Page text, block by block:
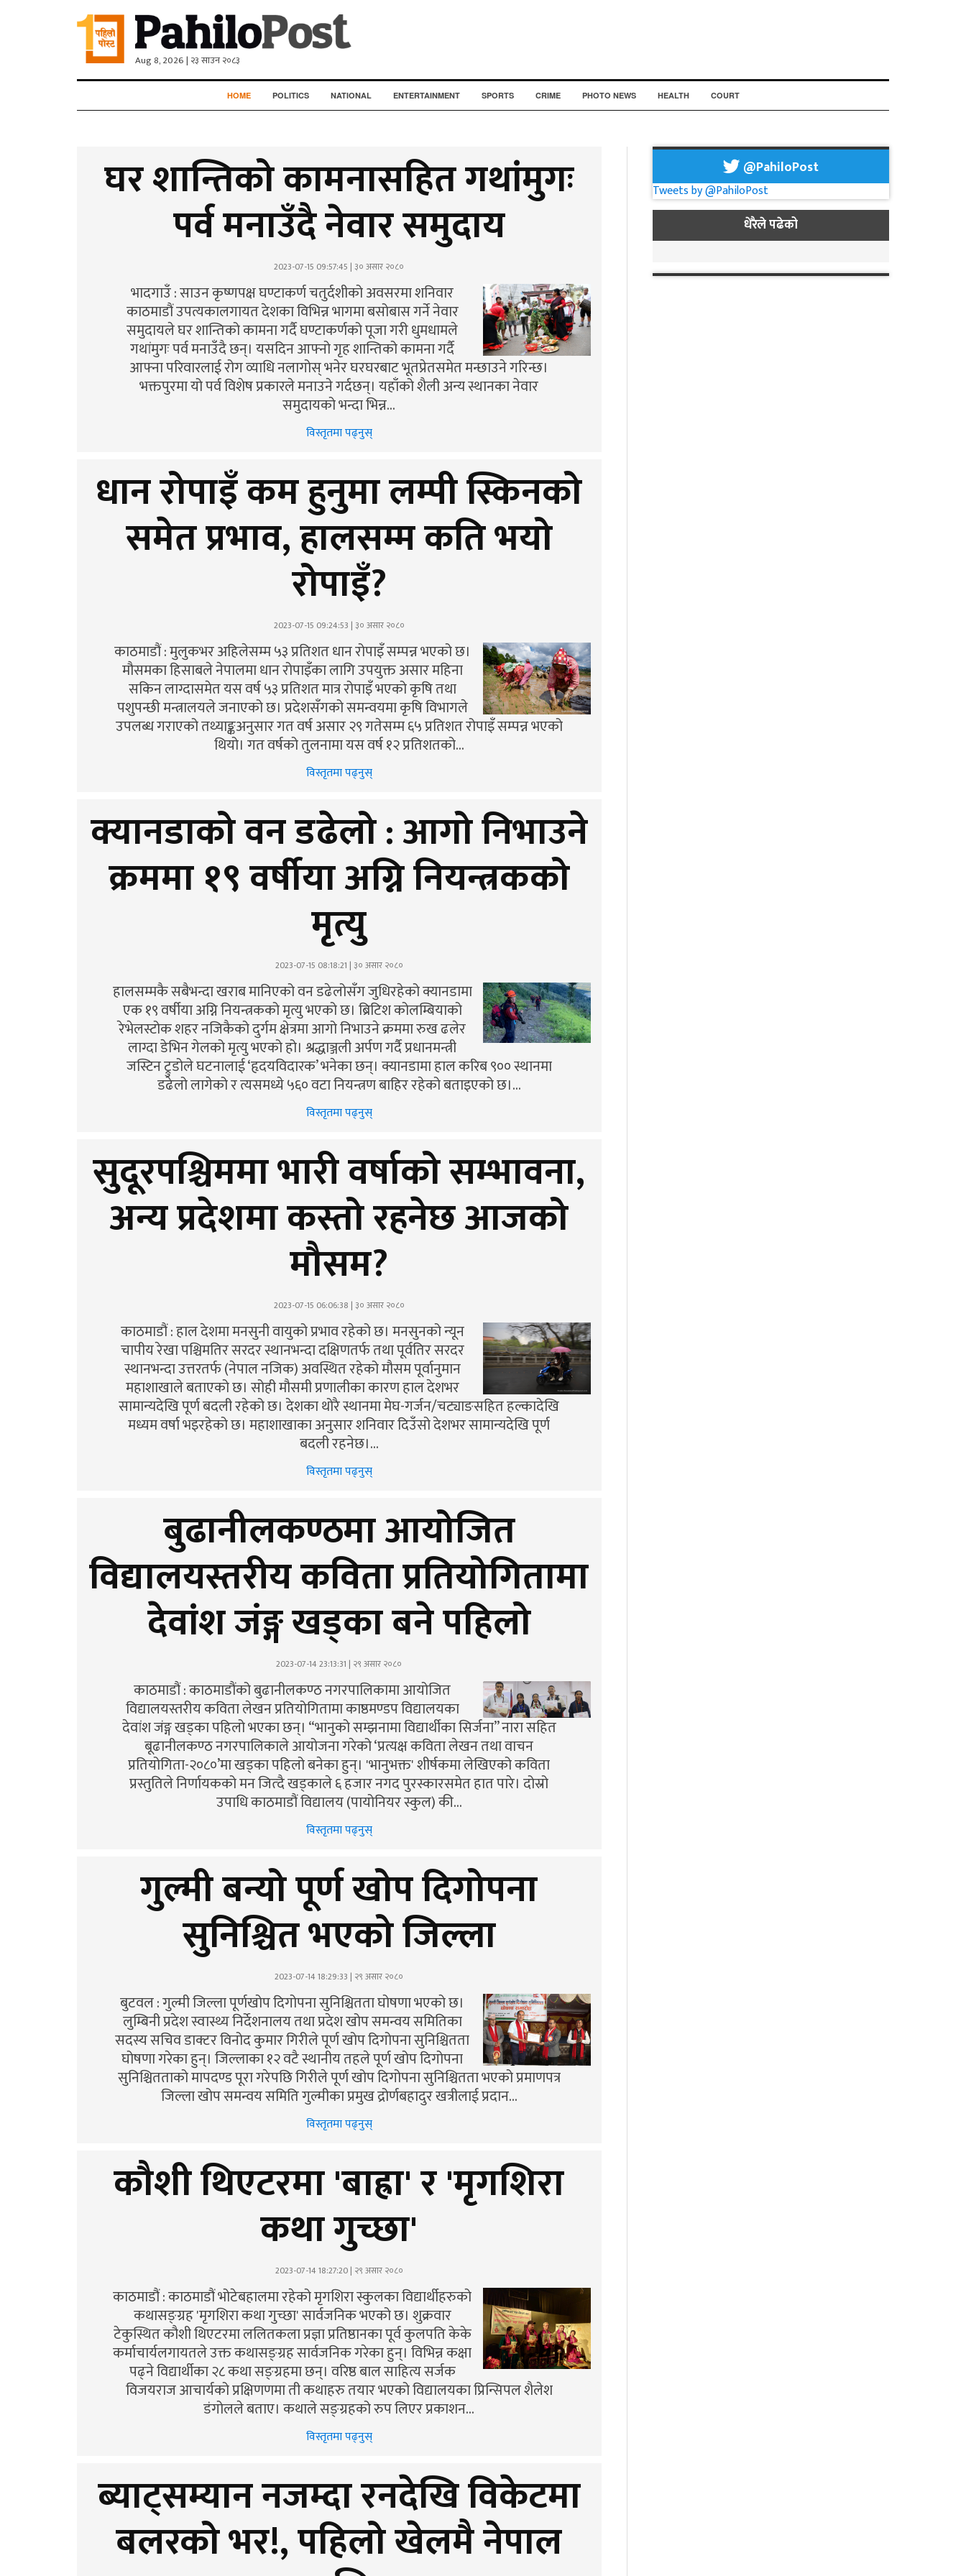
Aug 8, 2026 | २३ साउन २०८३
HOME POLITICS NATIONAL ENTERTAINMENT SPORTS CRIME PHOTO NEWS HEALTH COURT
घर शान्तिको कामनासहित गथांमुगः
पर्व मनाउँदै नेवार समुदाय
2023-07-15 09:57:45 | ३० असार २०८०
भादगाउँ : साउन कृष्णपक्ष घण्टाकर्ण चतुर्दशीको अवसरमा शनिवार
काठमाडौं उपत्यकालगायत देशका विभिन्न भागमा बसोबास गर्ने नेवार
समुदायले घर शान्तिको कामना गर्दै घण्टाकर्णको पूजा गरी धुमधामले
गथांमुगः पर्व मनाउँदै छन्। यसदिन आफ्नो गृह शान्तिको कामना गर्दै
आफ्ना परिवारलाई रोग व्याधि नलागोस् भनेर घरघरबाट भूतप्रेतसमेत मन्छाउने गरिन्छ।
भक्तपुरमा यो पर्व विशेष प्रकारले मनाउने गर्दछन्। यहाँको शैली अन्य स्थानका नेवार
समुदायको भन्दा भिन्न…
विस्तृतमा पढ्नुस्
धान रोपाइँ कम हुनुमा लम्पी स्किनको
समेत प्रभाव, हालसम्म कति भयो
रोपाइँ?
2023-07-15 09:24:53 | ३० असार २०८०
काठमाडौं : मुलुकभर अहिलेसम्म ५३ प्रतिशत धान रोपाइँ सम्पन्न भएको छ।
मौसमका हिसाबले नेपालमा धान रोपाइँका लागि उपयुक्त असार महिना
सकिन लाग्दासमेत यस वर्ष ५३ प्रतिशत मात्र रोपाइँ भएको कृषि तथा
पशुपन्छी मन्त्रालयले जनाएको छ। प्रदेशसँगको समन्वयमा कृषि विभागले
उपलब्ध गराएको तथ्याङ्कअनुसार गत वर्ष असार २९ गतेसम्म ६५ प्रतिशत रोपाइँ सम्पन्न भएको
थियो। गत वर्षको तुलनामा यस वर्ष १२ प्रतिशतको…
विस्तृतमा पढ्नुस्
क्यानडाको वन डढेलो : आगो निभाउने
क्रममा १९ वर्षीया अग्नि नियन्त्रकको
मृत्यु
2023-07-15 08:18:21 | ३० असार २०८०
हालसम्मकै सबैभन्दा खराब मानिएको वन डढेलोसँग जुधिरहेको क्यानडामा
एक १९ वर्षीया अग्नि नियन्त्रकको मृत्यु भएको छ। ब्रिटिश कोलम्बियाको
रेभेलस्टोक शहर नजिकैको दुर्गम क्षेत्रमा आगो निभाउने क्रममा रुख ढलेर
लाग्दा डेभिन गेलको मृत्यु भएको हो। श्रद्धाञ्जली अर्पण गर्दै प्रधानमन्त्री
जस्टिन ट्रुडोले घटनालाई ‘हृदयविदारक’ भनेका छन्। क्यानडामा हाल करिब ९०० स्थानमा
डढेलो लागेको र त्यसमध्ये ५६० वटा नियन्त्रण बाहिर रहेको बताइएको छ।…
विस्तृतमा पढ्नुस्
सुदूरपश्चिममा भारी वर्षाको सम्भावना,
अन्य प्रदेशमा कस्तो रहनेछ आजको
मौसम?
2023-07-15 06:06:38 | ३० असार २०८०
काठमाडौं : हाल देशमा मनसुनी वायुको प्रभाव रहेको छ। मनसुनको न्यून
चापीय रेखा पश्चिमतिर सरदर स्थानभन्दा दक्षिणतर्फ तथा पूर्वतिर सरदर
स्थानभन्दा उत्तरतर्फ (नेपाल नजिक) अवस्थित रहेको मौसम पूर्वानुमान
महाशाखाले बताएको छ। सोही मौसमी प्रणालीका कारण हाल देशभर
सामान्यदेखि पूर्ण बदली रहेको छ। देशका थोरै स्थानमा मेघ-गर्जन/चट्याङसहित हल्कादेखि
मध्यम वर्षा भइरहेको छ। महाशाखाका अनुसार शनिवार दिउँसो देशभर सामान्यदेखि पूर्ण
बदली रहनेछ।…
विस्तृतमा पढ्नुस्
बुढानीलकण्ठमा आयोजित
विद्यालयस्तरीय कविता प्रतियोगितामा
देवांश जंङ्ग खड्का बने पहिलो
2023-07-14 23:13:31 | २९ असार २०८०
काठमाडौं : काठमाडौंको बुढानीलकण्ठ नगरपालिकामा आयोजित
विद्यालयस्तरीय कविता लेखन प्रतियोगितामा काष्ठमण्डप विद्यालयका
देवांश जंङ्ग खड्का पहिलो भएका छन्। “भानुको सम्झनामा विद्यार्थीका सिर्जना” नारा सहित
बूढानीलकण्ठ नगरपालिकाले आयोजना गरेको ‘प्रत्यक्ष कविता लेखन तथा वाचन
प्रतियोगिता-२०८०’मा खड्का पहिलो बनेका हुन्। 'भानुभक्त' शीर्षकमा लेखिएको कविता
प्रस्तुतिले निर्णायकको मन जित्दै खड्काले ६ हजार नगद पुरस्कारसमेत हात पारे। दोस्रो
उपाधि काठमाडौं विद्यालय (पायोनियर स्कुल) की…
विस्तृतमा पढ्नुस्
गुल्मी बन्यो पूर्ण खोप दिगोपना
सुनिश्चित भएको जिल्ला
2023-07-14 18:29:33 | २९ असार २०८०
बुटवल : गुल्मी जिल्ला पूर्णखोप दिगोपना सुनिश्चितता घोषणा भएको छ।
लुम्बिनी प्रदेश स्वास्थ्य निर्देशनालय तथा प्रदेश खोप समन्वय समितिका
सदस्य सचिव डाक्टर विनोद कुमार गिरीले पूर्ण खोप दिगोपना सुनिश्चितता
घोषणा गरेका हुन्। जिल्लाका १२ वटै स्थानीय तहले पूर्ण खोप दिगोपना
सुनिश्चितताको मापदण्ड पूरा गरेपछि गिरीले पूर्ण खोप दिगोपना सुनिश्चितता भएको प्रमाणपत्र
जिल्ला खोप समन्वय समिति गुल्मीका प्रमुख द्रोर्णबहादुर खत्रीलाई प्रदान…
विस्तृतमा पढ्नुस्
कौशी थिएटरमा 'बाह्रा' र 'मृगशिरा
कथा गुच्छा'
2023-07-14 18:27:20 | २९ असार २०८०
काठमाडौं : काठमाडौं भोटेबहालमा रहेको मृगशिरा स्कुलका विद्यार्थीहरुको
कथासङ्ग्रह 'मृगशिरा कथा गुच्छा' सार्वजनिक भएको छ। शुक्रवार
टेकुस्थित कौशी थिएटरमा ललितकला प्रज्ञा प्रतिष्ठानका पूर्व कुलपति केके
कर्माचार्यलगायतले उक्त कथासङ्ग्रह सार्वजनिक गरेका हुन्। विभिन्न कक्षा
पढ्ने विद्यार्थीका २८ कथा सङ्ग्रहमा छन्। वरिष्ठ बाल साहित्य सर्जक
विजयराज आचार्यको प्रक्षिणणमा ती कथाहरु तयार भएको विद्यालयका प्रिन्सिपल शैलेश
डंगोलले बताए। कथाले सङ्ग्रहको रुप लिएर प्रकाशन…
विस्तृतमा पढ्नुस्
ब्याट्सम्यान नजम्दा रनदेखि विकेटमा
बलरको भर!, पहिलो खेलमै नेपाल
@PahiloPost
Tweets by @PahiloPost
धेरैले पढेको